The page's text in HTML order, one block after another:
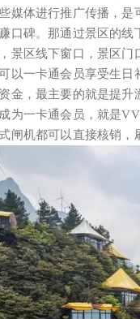
媒体进行推广传播，
口碑。那通过景区的
景区线下窗口，景区
以一卡通会员享受生
金，最主要的就是提
为一卡通会员，就是
闸机都可以直接核销，